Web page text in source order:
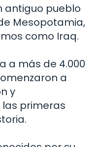
antiguo pueblo
Mesopotamia,
como Iraq.
a más de 4.000
a
y
primeras